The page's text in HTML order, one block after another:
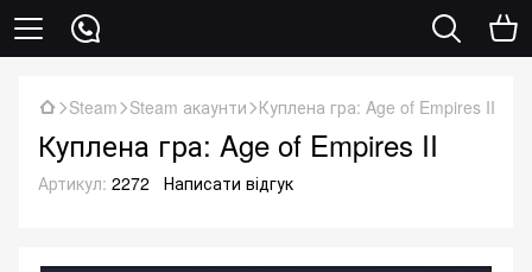
Steam Steam акаунти Куплена гра: Age of Empires II
Куплена гра: Age of Empires II
Артикул: 2272 Написати відгук